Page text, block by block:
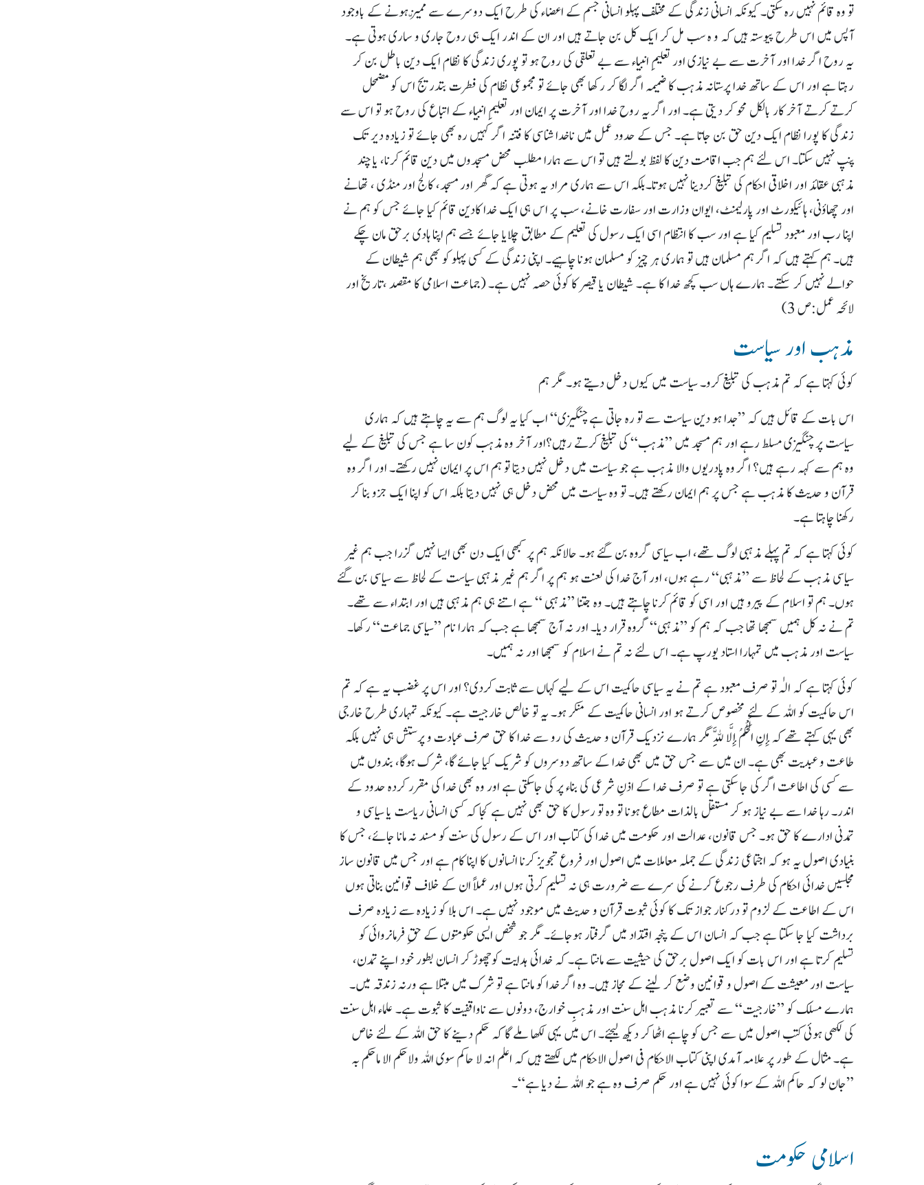
تو وہ قائم نہیں رہ سکتی۔ کیونکہ انسانی زندگی کے مختلف پہلو انسانی جسم کے اعضاء کی طرح ایک دوسرے سے ممّیز ہونے کے باوجود
آپس میں اس طرح پیوستہ ہیں کہ و ہ سب مل کر ایک کل بن جاتے ہیں اور ان کے اندر ایک ہی روح جاری و ساری ہوتی ہے۔
یہ روح اگر خدا اور آخرت سے بے نیازی اور تعلیمِ انبیاء سے بے تعلقی کی روح ہو تو پوری زندگی کا نظام ایک دین باطل بن کر
رہتا ہے اور اس کے ساتھ خدا پرستانہ مذہب کا ضمیمہ اگر لگا کر رکھا بھی جائے تو مجموعی نظام کی فطرت بتدریج اس کو مضمحل
کرتے کرتے آخر کار بالکل محو کر دیتی ہے۔ اور اگر یہ روح خدا اور آخرت پر ایمان اور تعلیمِ انبیاء کے اتباع کی روح ہو تو اس سے
زندگی کا پورا نظام ایک دین حق بن جاتا ہے۔ جس کے حدود عمل میں ناخدا شناسی کا فتنہ اگر کہیں رہ بھی جائے تو زیادہ دیر تک
پنپ نہیں سکتا۔ اس لئے ہم جب اقامت دین کا لفظ بولتے ہیں تو اس سے ہمارا مطلب محض مسجدوں میں دین قائم کرنا، یا چند
مذہبی عقائد اور اخلاقی احکام کی تبلیغ کردینا نہیں ہوتا۔بلکہ اس سے ہماری مراد یہ ہوتی ہے کہ گھر اور مسجد، کالج اور منڈی ، تھانے
اور چھاؤنی، ہائیکورٹ اور پارلیمنٹ، ایوان وزارت اور سفارت خانے، سب پر اس ہی ایک خدا کادین قائم کیا جائے جس کو ہم نے
اپنا رب اور معبود تسلیم کیا ہے اور سب کا انتظام اسی ایک رسول کی تعلیم کے مطابق چلایا جائے جسے ہم اپنا ہادی برحق مان چکے
ہیں۔ ہم کہتے ہیں کہ اگر ہم مسلمان ہیں تو ہماری ہر چیز کو مسلمان ہونا چاہیے۔ اپنی زندگی کے کسی پہلو کو بھی ہم شیطان کے
حوالے نہیں کر سکتے۔ ہمارے ہاں سب کچھ خدا کا ہے۔ شیطان یا قیصر کا کوئی حصہ نہیں ہے۔ (جماعت اسلامی کا مقصد ،تاریخ اور
لائحہ عمل:ص 3)
مذہب اور سیاست
کوئی کہتا ہے کہ تم مذہب کی تبلیغ کرو۔ سیاست میں کیوں دخل دیتے ہو۔ مگر ہم
اس بات کے قائل ہیں کہ ”جدا ہو دین سیاست سے تو رہ جاتی ہے چنگیزی“ اب کیا یہ لوگ ہم سے یہ چاہتے ہیں کہ ہماری
سیاست پر چنگیزی مسلط رہے اور ہم مسجد میں ”مذہب“ کی تبلیغ کرتے رہیں؟اور آخر وہ مذہب کون سا ہے جس کی تبلیغ کے لیے
وہ ہم سے کہہ رہے ہیں؟ اگر وہ پادریوں والا مذہب ہے جو سیاست میں دخل نہیں دیتا تو ہم اس پر ایمان نہیں رکھتے۔ اور اگر وہ
قرآن و حدیث کا مذہب ہے جس پر ہم ایمان رکھتے ہیں۔ تو وہ سیاست میں محض دخل ہی نہیں دیتا بلکہ اس کو اپنا ایک جزو بنا کر
رکھنا چاہتا ہے۔
کوئی کہتا ہے کہ تم پہلے مذہبی لوگ تھے، اب سیاسی گروہ بن گئے ہو۔ حالانکہ ہم پر کبھی ایک دن بھی ایسا نہیں گزرا جب ہم غیر
سیاسی مذہب کے لحاظ سے ”مذہبی“ رہے ہوں، اور آج خدا کی لعنت ہو ہم پر اگر ہم غیر مذہبی سیاست کے لحاظ سے سیاسی بن گئے
ہوں۔ ہم تو اسلام کے پیرو ہیں اور اسی کو قائم کرنا چاہتے ہیں۔ وہ جتنا ”مذہبی “ ہے اتنے ہی ہم مذہبی ہیں اور ابتداء سے تھے۔
تم نے نہ کل ہمیں سمجھا تھا جب کہ ہم کو ”مذہبی“ گروہ قرار دیا۔ اور نہ آج سمجھا ہے جب کہ ہمارا نام ”سیاسی جماعت“ رکھا۔
سیاست اور مذہب میں تمہارا استاد یورپ ہے۔ اس لئے نہ تم نے اسلام کو سمجھا اور نہ ہمیں۔
کوئی کہتا ہے کہ الہٰ تو صرف معبود ہے تم نے یہ سیاسی حاکمیت اس کے لیے کہاں سے ثابت کردی؟ اور اس پر غضب یہ ہے کہ تم
اس حاکمیت کو اللہ کے لئے مخصوص کرتے ہو اور انسانی حاکمیت کے منکر ہو۔ یہ تو خالص خارجیت ہے۔ کیونکہ تمہاری طرح خارجی
بھی یہی کہتے تھے کہ إِنِ الْحُكْمُ إِلَّا لِلَّهِ مگر ہمارے نزدیک قرآن و حدیث کی رو سے خدا کا حق صرف عبادت و پرستش ہی نہیں بلکہ
طاعت و عبدیت بھی ہے۔ ان میں سے جس حق میں بھی خدا کے ساتھ دوسروں کو شریک کیا جائے گا، شرک ہوگا، بندوں میں
سے کسی کی اطاعت اگر کی جا سکتی ہے تو صرف خدا کے اذنِ شرعی کی بناء پر کی جاسکتی ہے اور وہ بھی خدا کی مقرر کردہ حدود کے
اندر۔ رہا خدا سے بے نیاز ہو کر مستقل بالذات مطاع ہونا تو وہ تو رسول کا حق بھی نہیں ہے کجا کہ کسی انسانی ریاست یا سیاسی و
تمدنی ادارے کا حق ہو۔ جس قانون، عدالت اور حکومت میں خدا کی کتاب اور اس کے رسول کی سنت کو مسند نہ مانا جائے، جس کا
بنیادی اصول یہ ہو کہ اجتماعی زندگی کے جملہ معاملات میں اصول اور فروع تجویز کرنا انسانوں کا اپنا کام ہے اور جس میں قانون ساز
مجلسیں خدائی احکام کی طرف رجوع کرنے کی سرے سے ضرورت ہی نہ تسلیم کرتی ہوں اور عملاً ان کے خلاف قوانین بناتی ہوں
اس کے اطاعت کے لزوم تو درکنار جواز تک کا کوئی ثبوت قرآن و حدیث میں موجود نہیں ہے۔ اس بلا کو زیادہ سے زیادہ صرف
برداشت کیا جا سکتا ہے جب کہ انسان اس کے پنجہ اقتداد میں گرفتار ہوجائے۔ مگر جو شخص ایسی حکومتوں کے حقِ فرمانروائی کو
تسلیم کرتا ہے اور اس بات کو ایک اصول برحق کی حیثیت سے مانتا ہے۔ کہ خدائی ہدایت کوچھوڑ کر انسان بطور خود اپنے تمدن،
سیاست اور معیشت کے اصول و قوانین وضع کر لینے کے مجاز ہیں۔ وہ اگر خدا کو مانتا ہے تو شرک میں مبتلا ہے ورنہ زندقہ میں۔
ہمارے مسلک کو ”خارجیت“ سے تعبیر کرنا مذہب اہل سنت اور مذہبِ خوارج، دونوں سے ناواقفیت کا ثبوت ہے۔ علماء اہل سنت
کی لکھی ہوئی کتب اصول میں سے جس کو چاہے اٹھا کر دیکھ لیجئے۔ اس میں یہی لکھا ملے گا کہ حکم دینے کا حق اللہ کے لئے خاص
ہے۔ مثال کے طور پر علامہ آمدی اپنی کتاب الاحکام فی اصول الاحکام میں لکھتے ہیں کہ اعلم انہ لا حاکم سوی اللہ ولاحکم الا ماحکم بہ
”جان لو کہ حاکم اللہ کے سوا کوئی نہیں ہے اور حکم صرف وہ ہے جو اللہ نے دیا ہے“۔
اسلامی حکومت